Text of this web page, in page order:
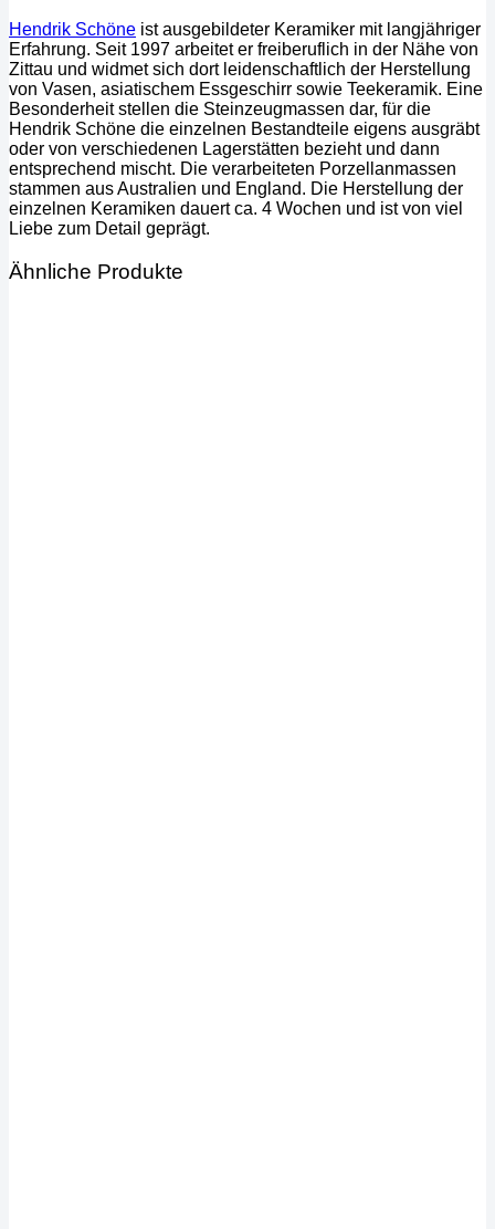
Hendrik Schöne ist ausgebildeter Keramiker mit langjähriger
Erfahrung. Seit 1997 arbeitet er freiberuflich in der Nähe von
Zittau und widmet sich dort leidenschaftlich der Herstellung
von Vasen, asiatischem Essgeschirr sowie Teekeramik. Eine
Besonderheit stellen die Steinzeugmassen dar, für die
Hendrik Schöne die einzelnen Bestandteile eigens ausgräbt
oder von verschiedenen Lagerstätten bezieht und dann
entsprechend mischt. Die verarbeiteten Porzellanmassen
stammen aus Australien und England. Die Herstellung der
einzelnen Keramiken dauert ca. 4 Wochen und ist von viel
Liebe zum Detail geprägt.
Ähnliche Produkte